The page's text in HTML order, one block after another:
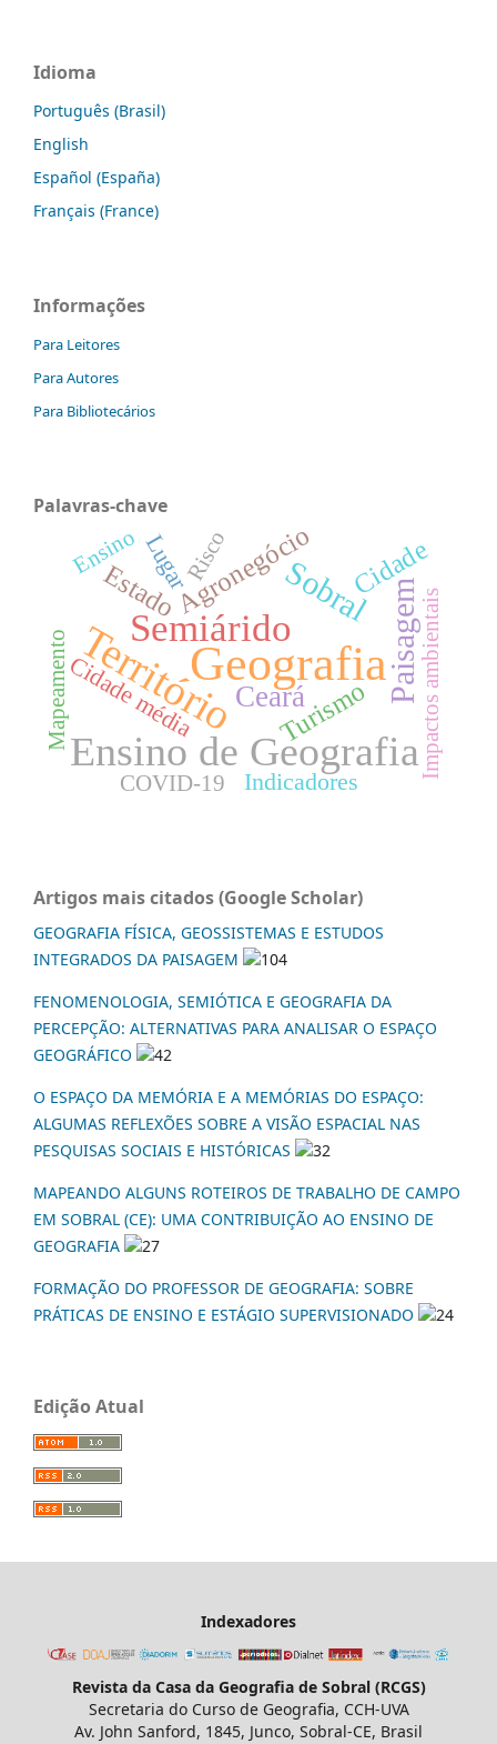
Idioma
Português (Brasil)
English
Español (España)
Français (France)
Informações
Para Leitores
Para Autores
Para Bibliotecários
Palavras-chave
Geografia
Território
Ensino de Geografia
Semiárido
SobralPaisagem
Ceará
Agronegócio
Turismo
Cidade
Estado
Indicadores
Lugar
Cidade média Impactos ambientais
Mapeamento
Risco
Ensino
COVID-19
Artigos mais citados (Google Scholar)
GEOGRAFIA FÍSICA, GEOSSISTEMAS E ESTUDOS
INTEGRADOS DA PAISAGEM
104
FENOMENOLOGIA, SEMIÓTICA E GEOGRAFIA DA
PERCEPÇÃO: ALTERNATIVAS PARA ANALISAR O ESPAÇO
GEOGRÁFICO
42
O ESPAÇO DA MEMÓRIA E A MEMÓRIAS DO ESPAÇO:
ALGUMAS REFLEXÕES SOBRE A VISÃO ESPACIAL NAS
PESQUISAS SOCIAIS E HISTÓRICAS
32
MAPEANDO ALGUNS ROTEIROS DE TRABALHO DE CAMPO
EM SOBRAL (CE): UMA CONTRIBUIÇÃO AO ENSINO DE
GEOGRAFIA
27
FORMAÇÃO DO PROFESSOR DE GEOGRAFIA: SOBRE
PRÁTICAS DE ENSINO E ESTÁGIO SUPERVISIONADO
24
Edição Atual
Indexadores
Revista da Casa da Geografia de Sobral (RCGS)
Secretaria do Curso de Geografia, CCH-UVA
Av. John Sanford, 1845, Junco, Sobral-CE, Brasil